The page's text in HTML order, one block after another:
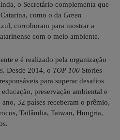
o Secretário complementa que
como o da Green
corroboram para mostrar a
com o meio ambiente.
e é realizado pela organização
Desde 2014, o TOP 100 Stories
para superar desafios
preservação ambiental e
32 países receberam o prêmio,
Tailândia, Taiwan, Hungria,